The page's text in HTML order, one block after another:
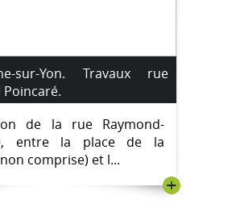
sur-Yon. Travaux rue
Poincaré.
de la rue Raymond-
entre la place de la
comprise) et l...
+